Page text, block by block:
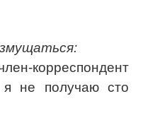
корреспондент
не получаю сто